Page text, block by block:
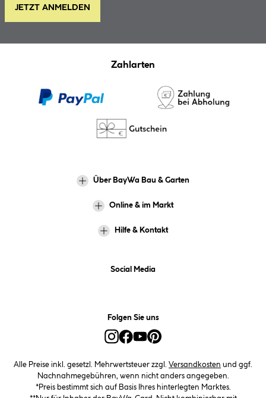
JETZT ANMELDEN
Zahlarten
Über BayWa Bau & Garten
Online & im Markt
Hilfe & Kontakt
Social Media
Folgen Sie uns
Alle Preise inkl. gesetzl. Mehrwertsteuer zzgl. Versandkosten und ggf.
Nachnahmegebühren, wenn nicht anders angegeben.
*Preis bestimmt sich auf Basis Ihres hinterlegten Marktes.